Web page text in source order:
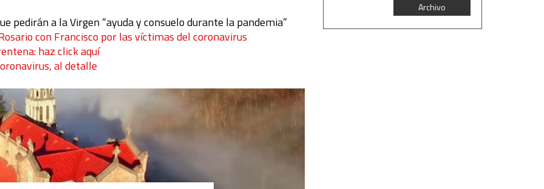
pedirán a la Virgen “ayuda y consuelo durante la pandemia”
con Francisco por las víctimas del coronavirus
haz click aquí
al detalle
Archivo